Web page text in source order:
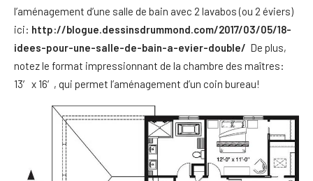
l’aménagement d’une salle de bain avec 2 lavabos (ou 2 éviers)
ici: http://blogue.dessinsdrummond.com/2017/03/05/18-
idees-pour-une-salle-de-bain-a-evier-double/ De plus,
notez le format impressionnant de la chambre des maîtres:
13′ x 16′, qui permet l’aménagement d’un coin bureau!